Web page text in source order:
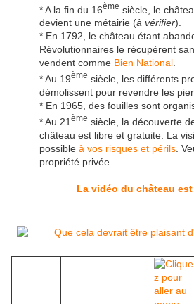
* A la fin du 16ème siècle, le
devient une métairie (à vérifier).
* En 1792, le château étant
Révolutionnaires le récupèrent
vendent comme Bien National.
* Au 19ème siècle, les différents
démolissent pour revendre les
* En 1965, des fouilles sont
* Au 21 ème siècle, la découverte
château est libre et gratuite. La
possible à vos risques et périls .
propriété privée.
La vidéo du château